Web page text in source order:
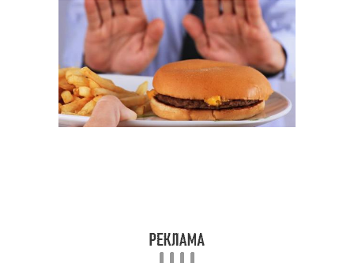
Правильное питание
Питание при
панкреатите
Помидоры при
холецистите
Острый холецистит